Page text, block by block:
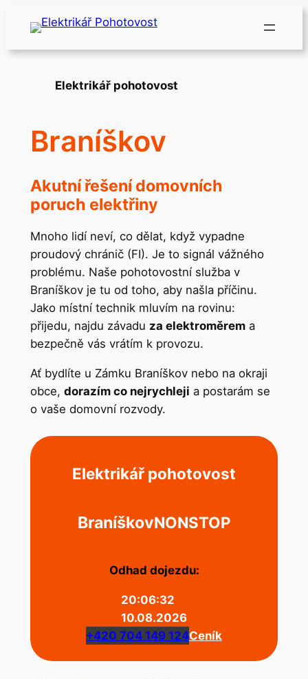
Přeskočit
obsah
Elektrikář pohotovost
Braníškov
Akutní řešení domovních
poruch elektřiny
Mnoho lidí neví, co dělat, když vypadne
proudový chránič (FI). Je to signál vážného
problému. Naše pohotovostní služba v
Braníškov je tu od toho, aby našla příčinu.
Jako místní technik mluvím na rovinu:
přijedu, najdu závadu za elektroměrema
bezpečně vás vrátím k provozu.
Ať bydlíte u Zámku Braníškov nebo na okraji
obce, dorazím co nejrychleji a postarám se
o vaše domovní rozvody.
Elektrikář pohotovost
BraníškovNONSTOP
Odhad dojezdu:
20:06:32
10.08.2026
+420 704 149 124Ceník